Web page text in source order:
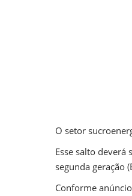
O setor
Esse salto
segunda geração
Conforme